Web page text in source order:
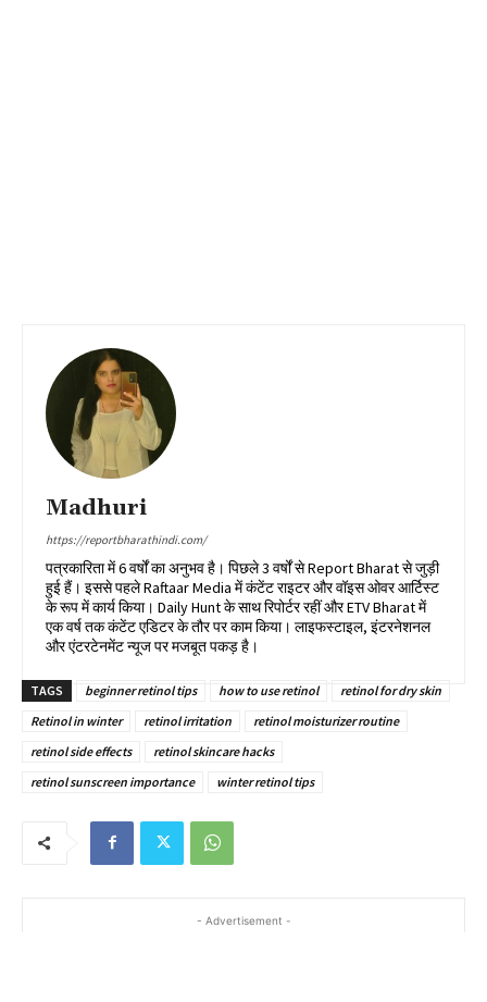
Madhuri
https://reportbharathindi.com/
पत्रकारिता में 6 वर्षों का अनुभव है। पिछले 3 वर्षों से Report Bharat से जुड़ी
हुई हैं। इससे पहले Raftaar Media में कंटेंट राइटर और वॉइस ओवर आर्टिस्ट
के रूप में कार्य किया। Daily Hunt के साथ रिपोर्टर रहीं और ETV Bharat में
एक वर्ष तक कंटेंट एडिटर के तौर पर काम किया। लाइफस्टाइल, इंटरनेशनल
और एंटरटेनमेंट न्यूज पर मजबूत पकड़ है।
TAGS beginner retinol tips how to use retinol
retinol for dry skin
Retinol in winter
retinol irritation
retinol moisturizer routine
retinol side effects
retinol skincare hacks
retinol sunscreen importance
winter retinol tips
- Advertisement -